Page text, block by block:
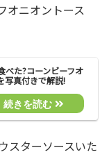
オニオントース
べた?コーンビーフオ
写真付きで解説!
スターソースいた